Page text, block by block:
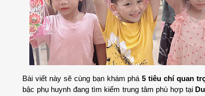
Bài viết này sẽ cùng bạn khám phá 5 tiêu chí quan
bậc phụ huynh đang tìm kiếm trung tâm phù hợp tại